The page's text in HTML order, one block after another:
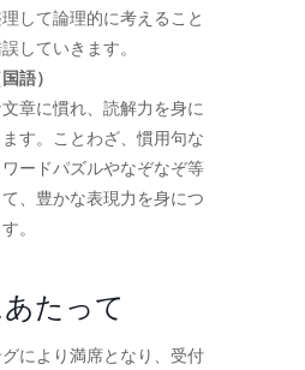
して論理的に考えること
していきます。
語）
章に慣れ、読解力を身に
す。ことわざ、慣用句な
ードパズルやなぞなぞ等
、豊かな表現力を身につ
。
たって
により満席となり、受付